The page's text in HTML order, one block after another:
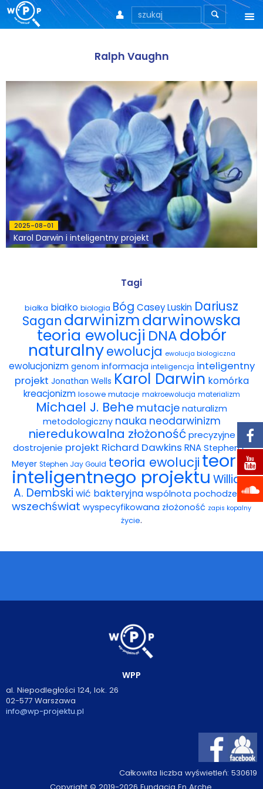

Motto
Aktualności
Teksty
Wprowadzenie
Artykuły
Krytyka teorii ID
Wybór tekstów
Dla autorów
Darmowy ebook
Księgarnia
FAQ
Spis tekstów
Filmy
Konferencje, webinaria i debaty
Wywiady i wykłady
Podcasty
O książkach
FAQ
Kontakt
 
Ralph Vaughn
2025-08-01
Karol Darwin i inteligentny projekt
Tagi
białka białko biologia Bóg Casey Luskin Dariusz
Sagan darwinizmdarwinowska
teoria ewolucji DNAdobór
naturalnyewolucja ewolucja biologiczna
ewolucjonizm genom informacja inteligencja inteligentny
projekt Jonathan Wells Karol Darwin komórka
kreacjonizm losowe mutacje makroewolucja materializm
Michael J. Behe mutacje naturalizm
metodologiczny nauka neodarwinizm
nieredukowalna złożoność precyzyjne
dostrojenie projekt Richard Dawkins RNA Stephen C.
Meyer Stephen Jay Gould teoria ewolucji teoria
inteligentnego projektu William
A. Dembski wić bakteryjna wspólnota pochodzenia
wszechświat wyspecyfikowana złożoność zapis kopalny
życie.
WPP
al. Niepodległości 124, lok. 26
02-577 Warszawa
info@wp-projektu.pl
Całkowita liczba wyświetleń: 530619